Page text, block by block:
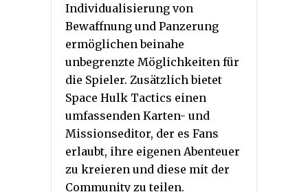
Individualisierung von
Bewaffnung und Panzerung
ermöglichen beinahe
unbegrenzte Möglichkeiten für
die Spieler. Zusätzlich bietet
Space Hulk Tactics einen
umfassenden Karten- und
Missionseditor, der es Fans
erlaubt, ihre eigenen Abenteuer
zu kreieren und diese mit der
Community zu teilen.